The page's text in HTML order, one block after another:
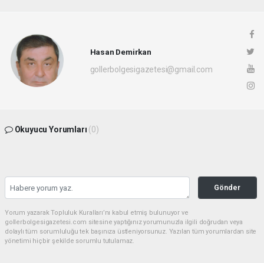
Hasan Demirkan
gollerbolgesigazetesi@gmail.com
Okuyucu Yorumları (0)
Gönder
Yorum yazarak Topluluk Kuralları’nı kabul etmiş bulunuyor ve
gollerbolgesigazetesi.com sitesine yaptığınız yorumunuzla ilgili doğrudan veya
dolaylı tüm sorumluluğu tek başınıza üstleniyorsunuz. Yazılan tüm yorumlardan site
yönetimi hiçbir şekilde sorumlu tutulamaz.